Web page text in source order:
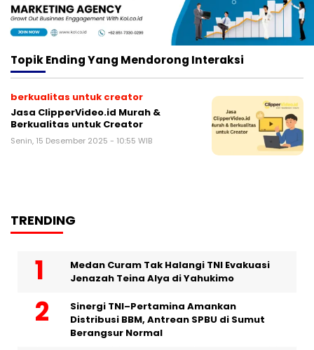
TopikEnding Yang Mendorong Interaksi
berkualitas untuk creator
Jasa ClipperVideo.id Murah &
Berkualitas untuk Creator
Senin, 15 Desember 2025 - 10:55 WIB
TRENDING
Medan Curam Tak Halangi TNI Evakuasi
Jenazah Teina Alya di Yahukimo
Sinergi TNI–Pertamina Amankan
Distribusi BBM, Antrean SPBU di Sumut
Berangsur Normal